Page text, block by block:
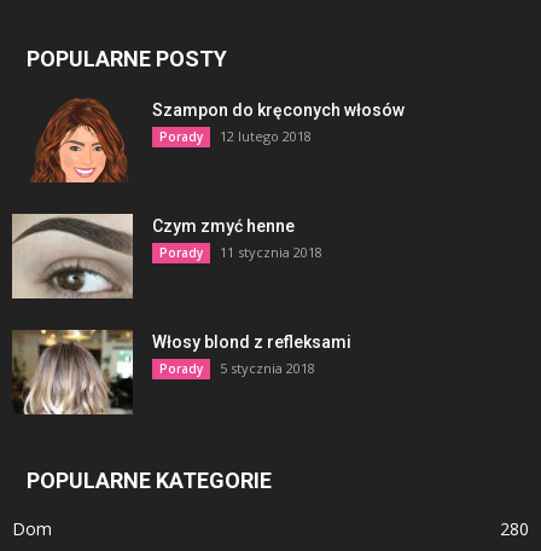
POPULARNE POSTY
Szampon do kręconych włosów
Porady 12 lutego 2018
Czym zmyć henne
Porady 11 stycznia 2018
Włosy blond z refleksami
Porady 5 stycznia 2018
POPULARNE KATEGORIE
Dom
280